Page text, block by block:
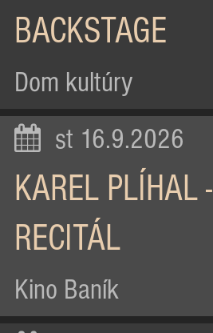
BACKSTAGE
Dom kultúry
st 16.9.2026
KAREL PLÍHAL -
RECITÁL
Kino Baník